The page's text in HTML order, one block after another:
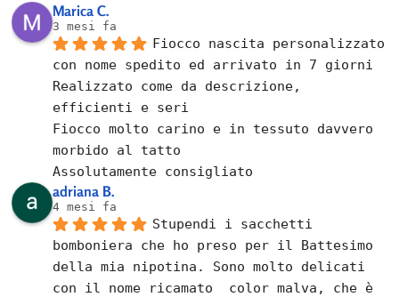
Marica C.
3 mesi fa
Fiocco nascita personalizzato
con nome spedito ed arrivato in 7 giorni
Realizzato come da descrizione,
efficienti e seri
Fiocco molto carino e in tessuto davvero
morbido al tatto
Assolutamente consigliato
adriana B.
4 mesi fa
Stupendi i sacchetti
bomboniera che ho preso per il Battesimo
della mia nipotina. Sono molto delicati
con il nome ricamato  color malva, che è